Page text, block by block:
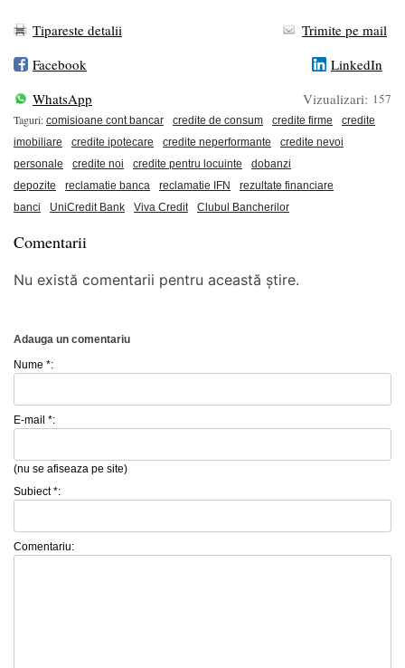
Tipareste detalii
Trimite pe mail
Facebook
LinkedIn
WhatsApp
Vizualizari: 157
Taguri: comisioane cont bancar credite de consum credite firme
credite
imobiliare
credite ipotecare credite neperformante
credite nevoi
personale
credite noi credite pentru locuinte
dobanzi
depozite
reclamatie banca reclamatie IFN
rezultate financiare
banci
UniCredit Bank Viva Credit Clubul Bancherilor
Comentarii
Nu există comentarii pentru această știre.
Adauga un comentariu
Nume *:
E-mail *:
(nu se afiseaza pe site)
Subiect *:
Comentariu: